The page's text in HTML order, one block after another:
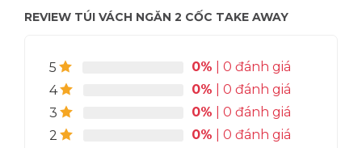
REVIEW TÚI VÁCH NGĂN 2 CỐC TAKE AWAY
5 0% | 0 đánh giá
4
0% | 0 đánh giá
3
0% | 0 đánh giá
2
0% | 0 đánh giá